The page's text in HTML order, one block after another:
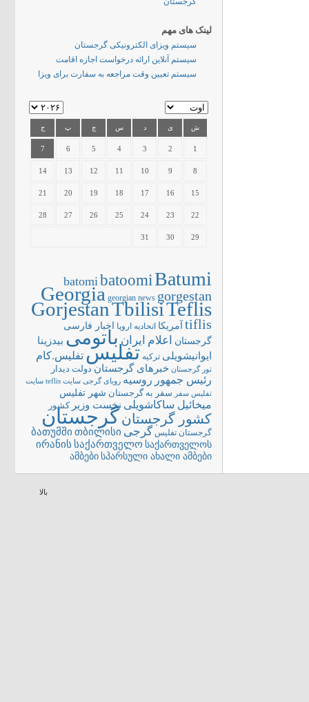
لینک های مهم
سیستم ویزای الکترونیکی گرجستان
سیستم آنلاین ارائه درخواست اجازه اقامت
سیستم تعیین وقت مراجعه به سفارت برای ویزا
ش ی د س چ پ ج
1
2
3
4
5
6
7
8
9
10
11
12
13
14
15
16
17
18
19
20
21
22
23
24
25
26
27
28
29
30
31
batomibatoomiBatumi
Georgia georgian news gorgestan
GorjestanTbilisiTeflis
tiflis آمریکا اتحادیه اروپا
اخبار فارسی
گرجستان
اعلام ایران باتومی بیدزینا
ایوانیشویلی ترکیه تفلیستفلیس.کام
تور گرجستان خبرهای گرجستان دولت دیدار
رئیس جمهور روسیه رویای گرجی سایت teflis
سایت
تفلیس سفر سفر به گرجستان شهر تفلیس
میخائیل ساکاشویلی نخست وزیر کشور
کشور گرجستانگرجستان
گرجستان تفلیس گرجی ბათუმში თბილისი
ირანის საქართველო საქართველოს
ამბები სპარსული ახალი ამბები
بالا